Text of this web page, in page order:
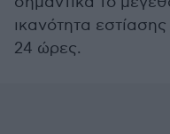
ικανότητα
24 ώρες.